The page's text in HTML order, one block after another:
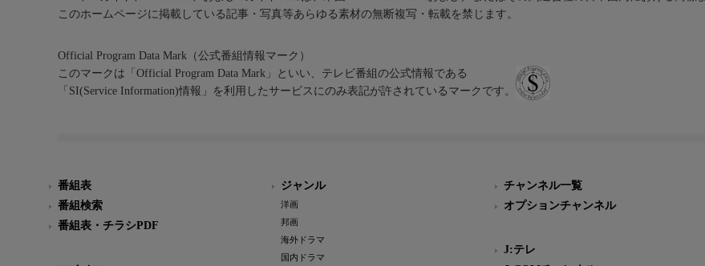
このホームページに掲載している記事・写真等あらゆる素材の無断複写・転載を禁じます。
Official Program Data Mark（公式番組情報マーク）
このマークは「Official Program Data Mark」といい、テレビ番組の公式情報である
「SI(Service Information)情報」を利用したサービスにのみ表記が許されているマークです。
番組表
番組検索
番組表・チラシPDF
ジャンル
洋画
邦画
海外ドラマ
国内ドラマ
チャンネル一覧
オプションチャンネル
J:テレ